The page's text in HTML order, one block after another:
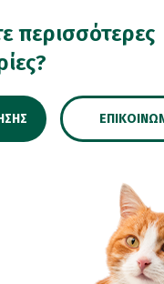
περισσότερες